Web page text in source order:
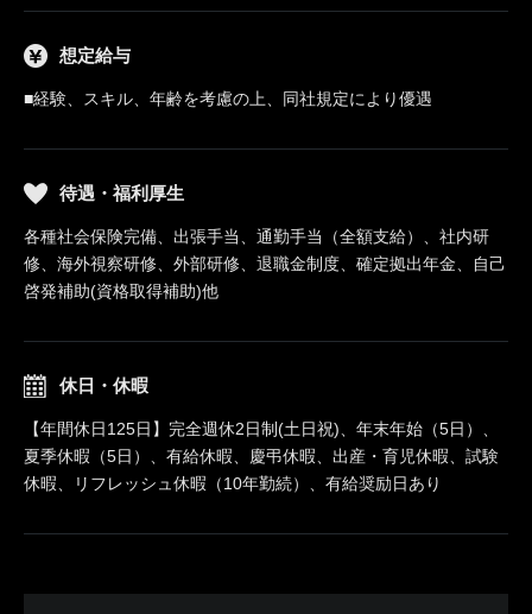
想定給与
■経験、スキル、年齢を考慮の上、同社規定により優遇
待遇・福利厚生
各種社会保険完備、出張手当、通勤手当（全額支給）、社内研
修、海外視察研修、外部研修、退職金制度、確定拠出年金、自己
啓発補助(資格取得補助)他
休日・休暇
【年間休日125日】完全週休2日制(土日祝)、年末年始（5日）、
夏季休暇（5日）、有給休暇、慶弔休暇、出産・育児休暇、試験
休暇、リフレッシュ休暇（10年勤続）、有給奨励日あり